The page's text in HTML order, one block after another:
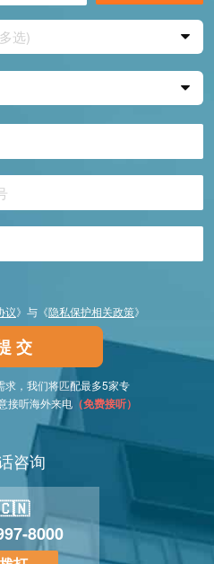
选)
议》与《隐私保护相关政策》
提 交
求，我们将匹配最多5家专
接听海外来电 （免费接听）
咨询
8000